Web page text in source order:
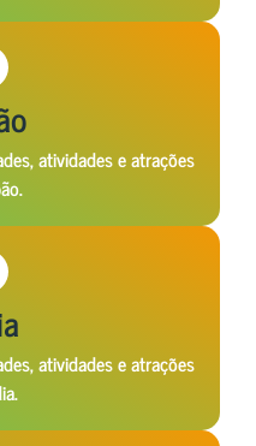
atividades e atrações
atividades e atrações